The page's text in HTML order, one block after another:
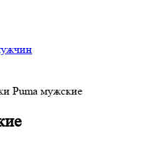
Puma мужские